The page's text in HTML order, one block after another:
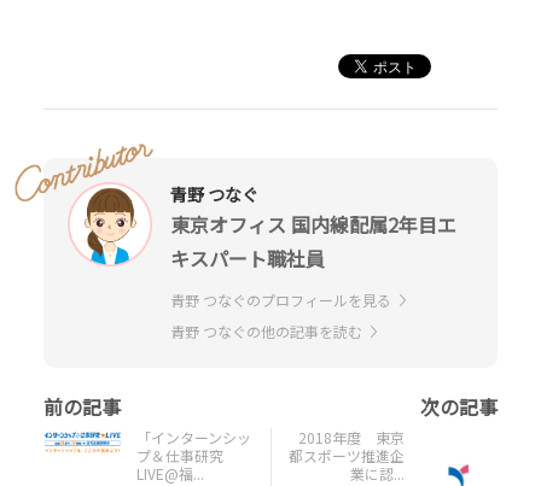
青野 つなぐ
東京オフィス 国内線配属2年目エ
キスパート職社員
青野 つなぐのプロフィールを見る
青野 つなぐの他の記事を読む
「インターンシッ
プ＆仕事研究
LIVE@福...
2018年度 東京
都スポーツ推進企
業に認...